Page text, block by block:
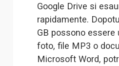
Google Drive si
rapidamente.
GB possono essere
foto, file MP3 o
Microsoft Word,